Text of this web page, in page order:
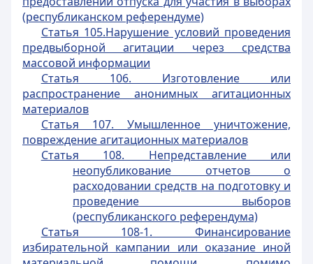
(республиканском референдуме)
Статья 105.Нарушение условий проведения
предвыборной агитации через средства
массовой информации
Статья 106. Изготовление или
распространение анонимных агитационных
материалов
Статья 107. Умышленное уничтожение,
повреждение агитационных материалов
Статья 108. Непредставление или
неопубликование отчетов о
расходовании средств на подготовку и
проведение выборов
(республиканского референдума)
Статья 108-1. Финансирование
избирательной кампании или оказание иной